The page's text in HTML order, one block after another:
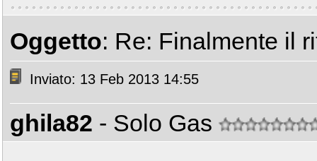
Oggetto: Re: Finalmente il
Inviato: 13 Feb 2013 14:55
ghila82 - Solo Gas